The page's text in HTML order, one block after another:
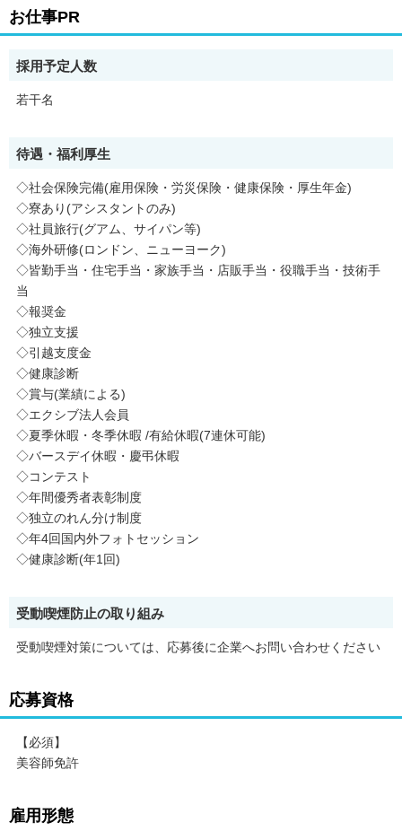
お仕事PR
採用予定人数
若干名
待遇・福利厚生
◇社会保険完備(雇用保険・労災保険・健康保険・厚生年金)
◇寮あり(アシスタントのみ)
◇社員旅行(グアム、サイパン等)
◇海外研修(ロンドン、ニューヨーク)
◇皆勤手当・住宅手当・家族手当・店販手当・役職手当・技術手
当
◇報奨金
◇独立支援
◇引越支度金
◇健康診断
◇賞与(業績による)
◇エクシブ法人会員
◇夏季休暇・冬季休暇 /有給休暇(7連休可能)
◇バースデイ休暇・慶弔休暇
◇コンテスト
◇年間優秀者表彰制度
◇独立のれん分け制度
◇年4回国内外フォトセッション
◇健康診断(年1回)
受動喫煙防止の取り組み
受動喫煙対策については、応募後に企業へお問い合わせください
応募資格
【必須】
美容師免許
雇用形態